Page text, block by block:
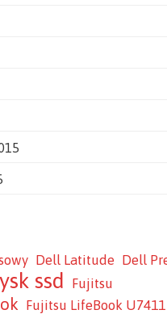
Dell Latitude Dell
ssd Fujitsu
Fujitsu LifeBook U7411